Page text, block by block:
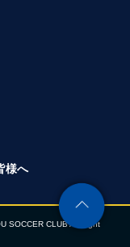
様へ
SOCCER CLUB All Right